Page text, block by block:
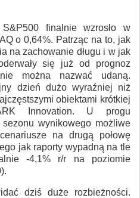
finalnie wzrosło w
o 0,64%. Patrząc na to, jak
na zachowanie długu i w jak
się już od prognoz
można nazwać udaną.
dzień dużo wyraźniej niż
obiektami krótkiej
Innovation. U progu
wynikowego możliwe
na drugą połowę
jak raporty wypadną na tle
-4,1% r/r na poziomie
dziś duże rozbieżności.